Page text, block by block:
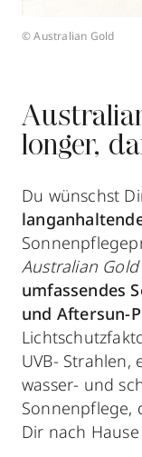
© Australian Gold
longer,
Du wünschst
Australian Gold
umfassendes
und Aftersun-
UVB- Strahlen,
wasser- und
Sonnenpflege,
Dir nach